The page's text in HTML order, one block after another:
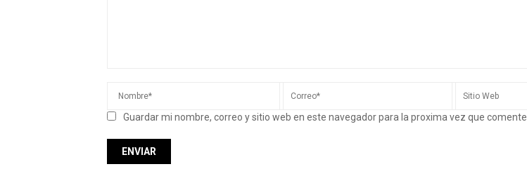
Guardar mi nombre, correo y sitio web en este navegador para la proxima vez que comente.